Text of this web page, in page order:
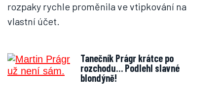
rozpaky rychle proměnila ve vtipkování na
vlastní účet.
Tanečník Prágr krátce po
rozchodu… Podlehl slavné
blondýně!